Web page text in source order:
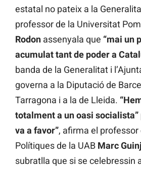
estatal no pateix a la
professor de la Universitat
Rodon assenyala que “mai un
acumulat tant de poder a
banda de la Generalitat i
governa a la Diputació de
Tarragona i a la de Lleida.
totalment a un oasi socialista”
va a favor”, afirma el professor
Polítiques de la UAB Marc
subratlla que si se celebressin